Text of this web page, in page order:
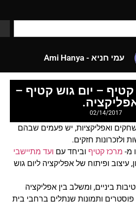
עמי חניא - Ami Hanya
– יום גוש קטיף –
02/14/2017
ואפליקציות, יש פעמים שבהם
חזקים.
מ-מרכז קטיףוביחד עםועד מתיישבי
ופיתוח של אפליקציה ליום גוש
ביניים, ומשלב בין אפליקציה
ותמונות שנתלים ברחבי בית